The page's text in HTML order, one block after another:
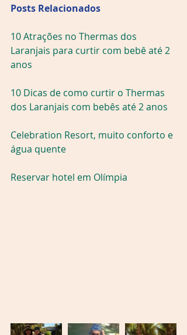
Posts Relacionados
10 Atrações no Thermas dos
Laranjais para curtir com bebê até 2
anos
10 Dicas de como curtir o Thermas
dos Laranjais com bebês até 2 anos
Celebration Resort, muito conforto e
água quente
Reservar hotel em Olímpia